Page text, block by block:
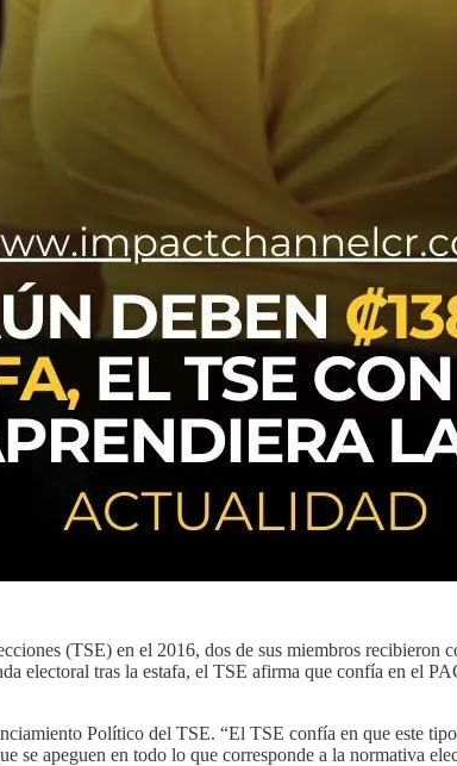
(TSE) en el 2016, dos de sus miembros
electoral tras la estafa, el TSE afirma que confía en el
Político del TSE. “El TSE confía en que este
se apeguen en todo lo que corresponde a la normativa